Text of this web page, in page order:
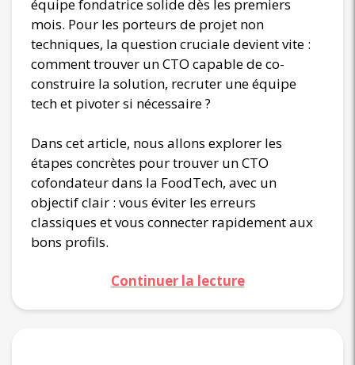
équipe fondatrice solide dès les premiers
mois. Pour les porteurs de projet non
techniques, la question cruciale devient vite :
comment trouver un CTO capable de co-
construire la solution, recruter une équipe
tech et pivoter si nécessaire ?
Dans cet article, nous allons explorer les
étapes concrètes pour trouver un CTO
cofondateur dans la FoodTech, avec un
objectif clair : vous éviter les erreurs
classiques et vous connecter rapidement aux
bons profils.
Continuer la lecture